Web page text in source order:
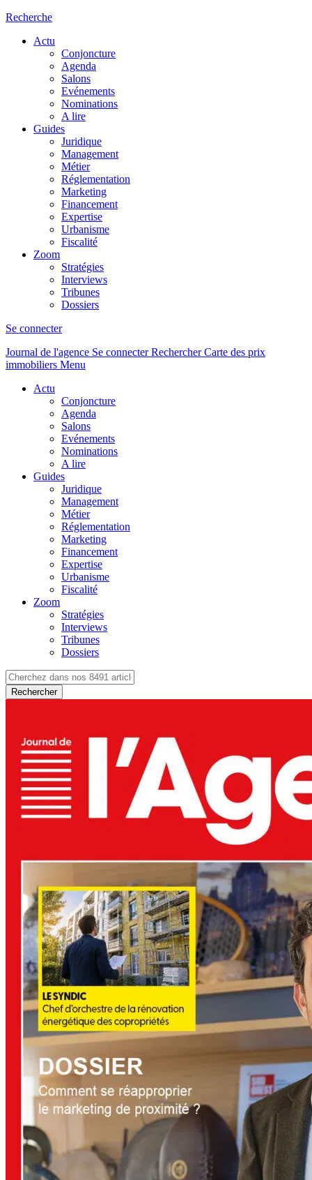
Recherche
Actu
Conjoncture
Agenda
Salons
Evénements
Nominations
A lire
Guides
Juridique
Management
Métier
Réglementation
Marketing
Financement
Expertise
Urbanisme
Fiscalité
Zoom
Stratégies
Interviews
Tribunes
Dossiers
Se connecter
Journal de l'agence Se connecterRechercher Carte des prix
immobiliers Menu
Actu
Conjoncture
Agenda
Salons
Evénements
Nominations
A lire
Guides
Juridique
Management
Métier
Réglementation
Marketing
Financement
Expertise
Urbanisme
Fiscalité
Zoom
Stratégies
Interviews
Tribunes
Dossiers
Rechercher